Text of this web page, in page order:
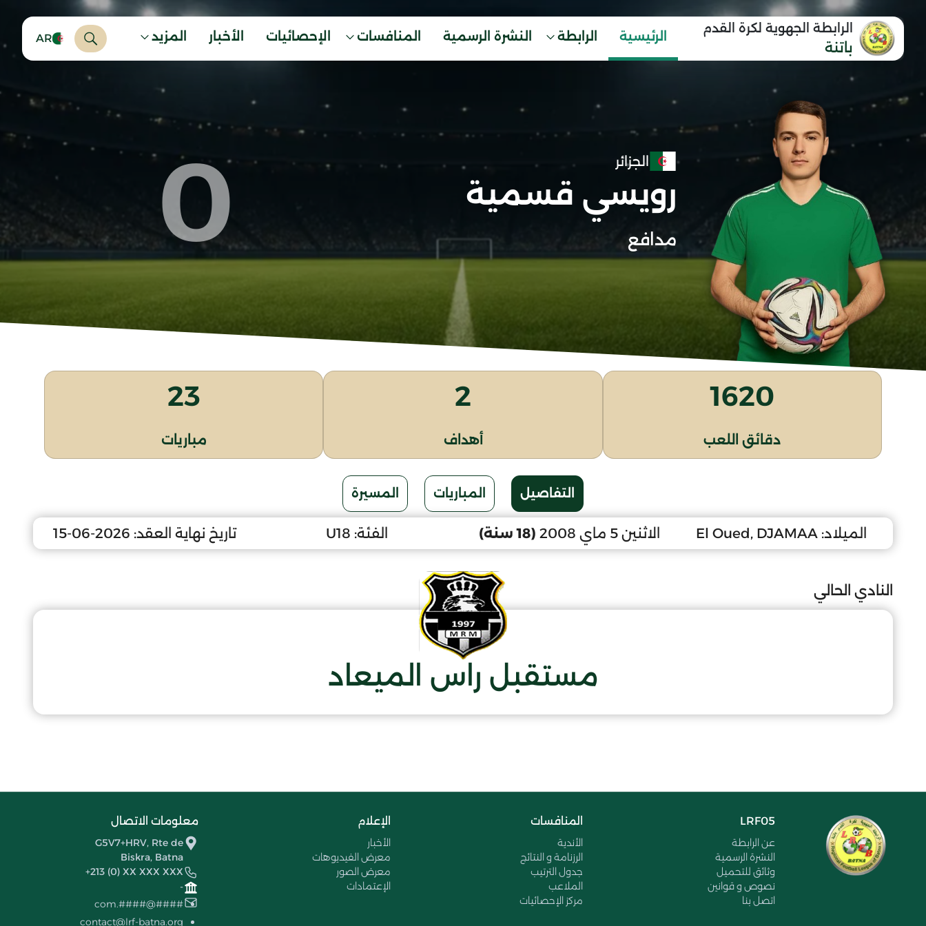
الرابطة الجهوية لكرة القدم
باتنة
الرئيسية الرابطة النشرة الرسمية المنافسات الإحصائيات الأخبار المزيد AR
الجزائر
رويسي قسمية
مدافع 0
1620
دقائق اللعب
2
أهداف
23
مباريات
التفاصيل المباريات المسيرة
الميلاد: El Oued, DJAMAA الاثنين 5 ماي 2008 (18 سنة) الفئة: U18 تاريخ نهاية العقد: 2026-06-15
النادي الحالي
مستقبل راس الميعاد
LRF05
عن الرابطة
النشرة الرسمية
وثائق للتحميل
نصوص و قوانين
اتصل بنا
المنافسات
الأندية
الرزنامة و النتائج
جدول الترتيب
الملاعب
مركز الإحصائيات
الإعلام
الأخبار
معرض الفيديوهات
معرض الصور
الإعتمادات
معلومات الاتصال
G5V7+HRV, Rte de
Biskra, Batna
+213 (0) XX XXX XXX
-
####@####.com
contact@lrf-batna.org